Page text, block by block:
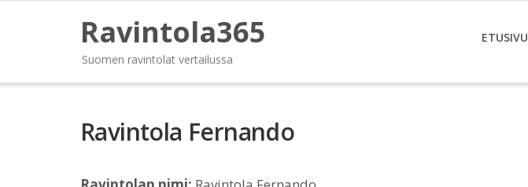
Ravintola365
Suomen ravintolat vertailussa
ETUSIVU
Ravintola Fernando